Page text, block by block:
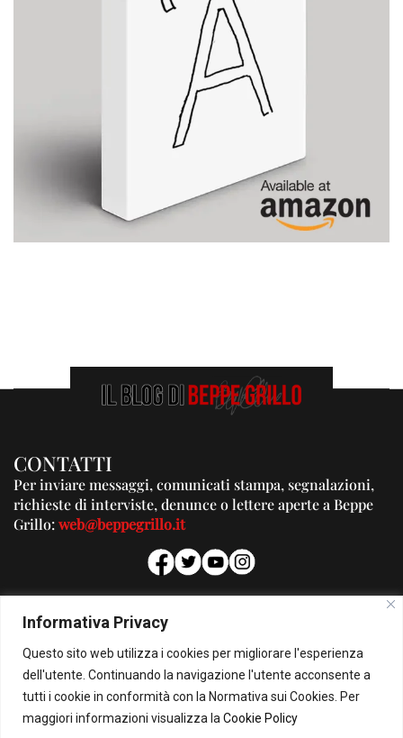
Informativa Privacy
Questo sito web utilizza i cookies per migliorare l'esperienza
dell'utente. Continuando la navigazione l'utente acconsente a
tutti i cookie in conformità con la Normativa sui Cookies. Per
maggiori informazioni visualizza la Cookie Policy
CONTATTI
Per inviare messaggi, comunicati stampa, segnalazioni,
richieste di interviste, denunce o lettere aperte a Beppe
Grillo:web@beppegrillo.it
PUBBLICITA'
Per la tua pubblicità su questo Blog:
pubblicita@beppegrillo.it